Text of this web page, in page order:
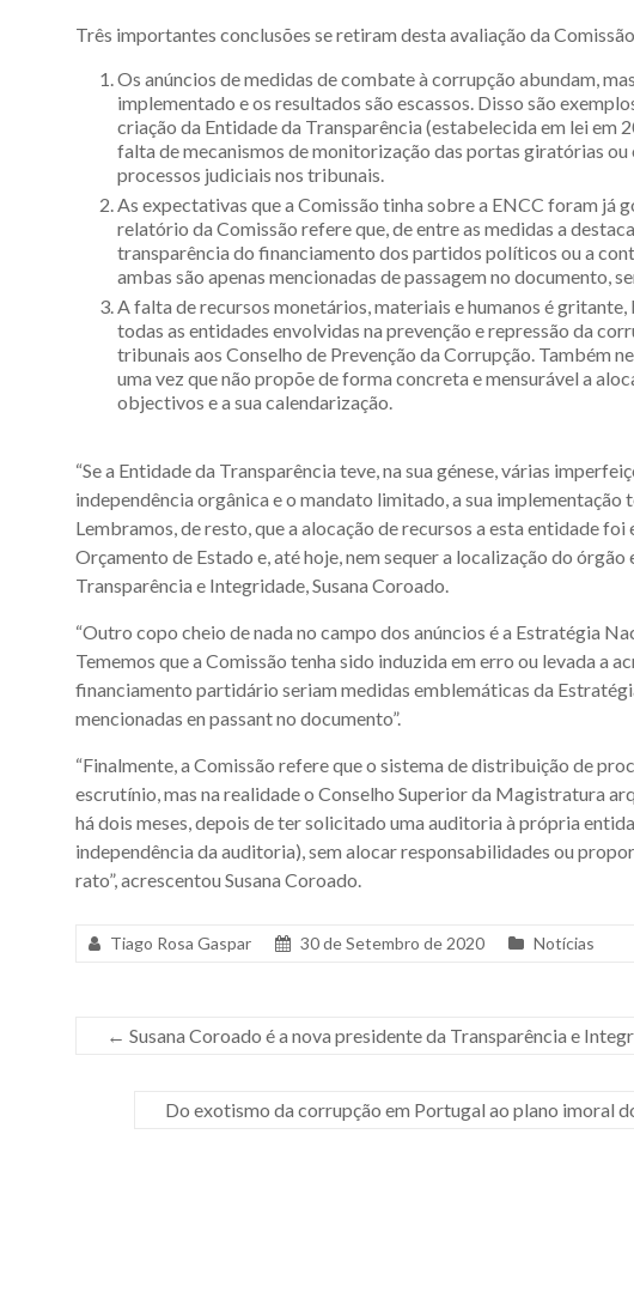
Três importantes conclusões se retiram desta avaliação da
Os anúncios de medidas de combate à corrupção abundam,
implementado e os resultados são escassos. Disso são
criação da Entidade da Transparência (estabelecida em lei em
falta de mecanismos de monitorização das portas giratórias
processos judiciais nos tribunais.
As expectativas que a Comissão tinha sobre a ENCC foram já
relatório da Comissão refere que, de entre as medidas a
transparência do financiamento dos partidos políticos ou a
ambas são apenas mencionadas de passagem no documento,
A falta de recursos monetários, materiais e humanos é
todas as entidades envolvidas na prevenção e repressão da
tribunais aos Conselho de Prevenção da Corrupção. Também
uma vez que não propõe de forma concreta e mensurável a
objectivos e a sua calendarização.
“Se a Entidade da Transparência teve, na sua génese, várias
independência orgânica e o mandato limitado, a sua implementação
Lembramos, de resto, que a alocação de recursos a esta entidade
Orçamento de Estado e, até hoje, nem sequer a localização do órgão
Transparência e Integridade, Susana Coroado.
“Outro copo cheio de nada no campo dos anúncios é a Estratégia
Tememos que a Comissão tenha sido induzida em erro ou levada a
financiamento partidário seriam medidas emblemáticas da
mencionadas en passant no documento”.
“Finalmente, a Comissão refere que o sistema de distribuição de
escrutínio, mas na realidade o Conselho Superior da Magistratura
há dois meses, depois de ter solicitado uma auditoria à própria
independência da auditoria), sem alocar responsabilidades ou
rato”, acrescentou Susana Coroado.
Tiago Rosa Gaspar 30 de Setembro de 2020 Notícias
← Susana Coroado é a nova presidente da Transparência e
Do exotismo da corrupção em Portugal ao plano imoral